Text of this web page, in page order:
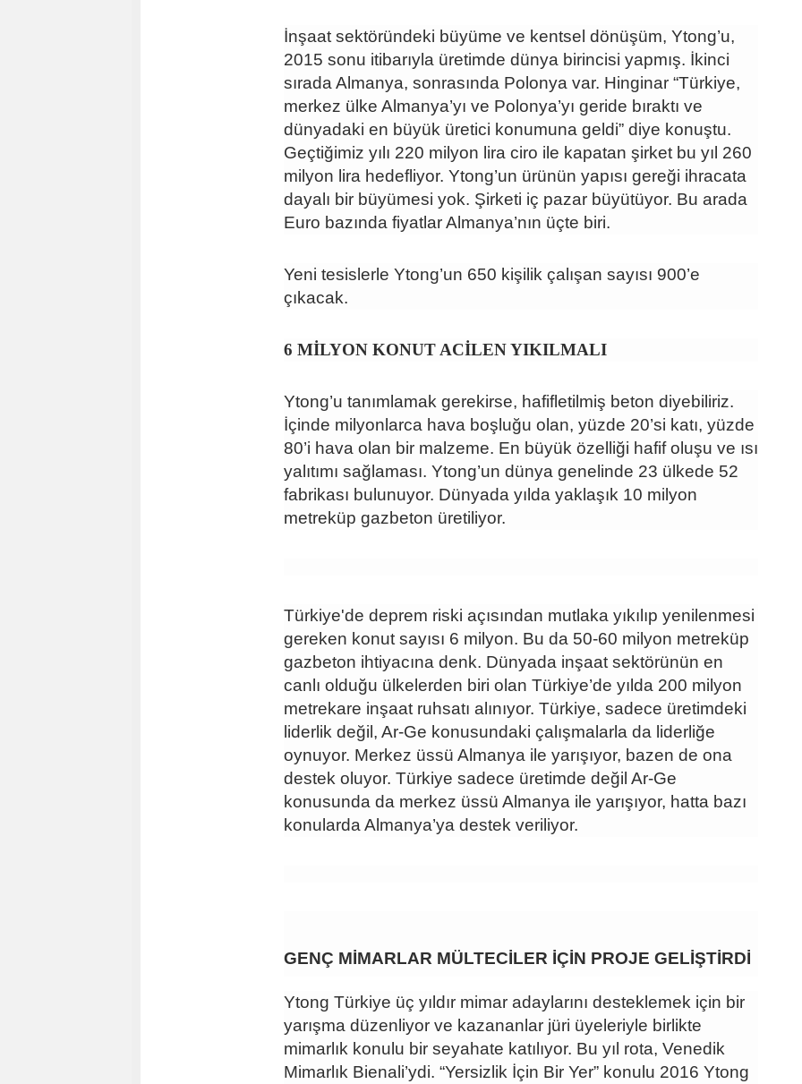
İnşaat sektöründeki büyüme ve kentsel dönüşüm, Ytong’u,
2015 sonu itibarıyla üretimde dünya birincisi yapmış. İkinci
sırada Almanya, sonrasında Polonya var. Hinginar “Türkiye,
merkez ülke Almanya’yı ve Polonya’yı geride bıraktı ve
dünyadaki en büyük üretici konumuna geldi” diye konuştu.
Geçtiğimiz yılı 220 milyon lira ciro ile kapatan şirket bu yıl 260
milyon lira hedefliyor. Ytong’un ürünün yapısı gereği ihracata
dayalı bir büyümesi yok. Şirketi iç pazar büyütüyor. Bu arada
Euro bazında fiyatlar Almanya’nın üçte biri.
Yeni tesislerle Ytong’un 650 kişilik çalışan sayısı 900’e
çıkacak.
6 MİLYON KONUT ACİLEN YIKILMALI
Ytong’u tanımlamak gerekirse, hafifletilmiş beton diyebiliriz.
İçinde milyonlarca hava boşluğu olan, yüzde 20’si katı, yüzde
80’i hava olan bir malzeme. En büyük özelliği hafif oluşu ve ısı
yalıtımı sağlaması. Ytong’un dünya genelinde 23 ülkede 52
fabrikası bulunuyor. Dünyada yılda yaklaşık 10 milyon
metreküp gazbeton üretiliyor.
Türkiye'de deprem riski açısından mutlaka yıkılıp yenilenmesi
gereken konut sayısı 6 milyon. Bu da 50-60 milyon metreküp
gazbeton ihtiyacına denk. Dünyada inşaat sektörünün en
canlı olduğu ülkelerden biri olan Türkiye’de yılda 200 milyon
metrekare inşaat ruhsatı alınıyor. Türkiye, sadece üretimdeki
liderlik değil, Ar-Ge konusundaki çalışmalarla da liderliğe
oynuyor. Merkez üssü Almanya ile yarışıyor, bazen de ona
destek oluyor. Türkiye sadece üretimde değil Ar-Ge
konusunda da merkez üssü Almanya ile yarışıyor, hatta bazı
konularda Almanya’ya destek veriliyor.
GENÇ MİMARLAR MÜLTECİLER İÇİN PROJE GELİŞTİRDİ
Ytong Türkiye üç yıldır mimar adaylarını desteklemek için bir
yarışma düzenliyor ve kazananlar jüri üyeleriyle birlikte
mimarlık konulu bir seyahate katılıyor. Bu yıl rota, Venedik
Mimarlık Bienali’ydi. “Yersizlik İçin Bir Yer” konulu 2016 Ytong